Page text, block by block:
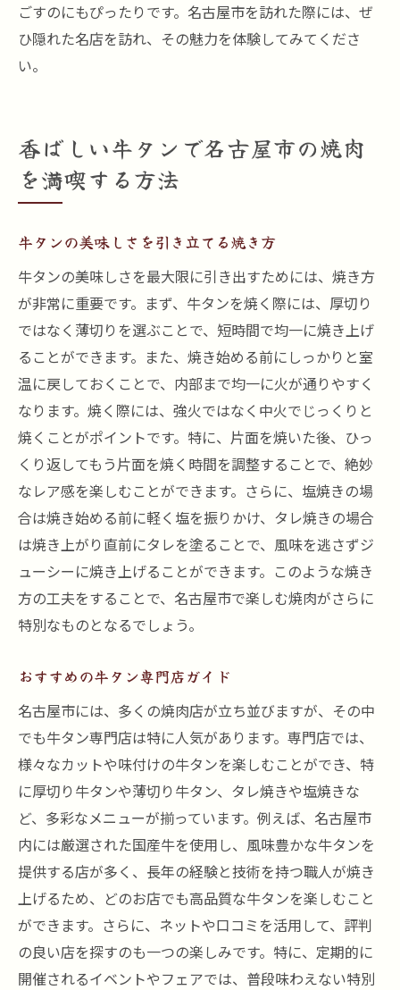
ごすのにもぴったりです。名古屋市を訪れた際には、ぜ
ひ隠れた名店を訪れ、その魅力を体験してみてくださ
い。
香ばしい牛タンで名古屋市の焼肉
を満喫する方法
牛タンの美味しさを引き立てる焼き方
牛タンの美味しさを最大限に引き出すためには、焼き方
が非常に重要です。まず、牛タンを焼く際には、厚切り
ではなく薄切りを選ぶことで、短時間で均一に焼き上げ
ることができます。また、焼き始める前にしっかりと室
温に戻しておくことで、内部まで均一に火が通りやすく
なります。焼く際には、強火ではなく中火でじっくりと
焼くことがポイントです。特に、片面を焼いた後、ひっ
くり返してもう片面を焼く時間を調整することで、絶妙
なレア感を楽しむことができます。さらに、塩焼きの場
合は焼き始める前に軽く塩を振りかけ、タレ焼きの場合
は焼き上がり直前にタレを塗ることで、風味を逃さずジ
ューシーに焼き上げることができます。このような焼き
方の工夫をすることで、名古屋市で楽しむ焼肉がさらに
特別なものとなるでしょう。
おすすめの牛タン専門店ガイド
名古屋市には、多くの焼肉店が立ち並びますが、その中
でも牛タン専門店は特に人気があります。専門店では、
様々なカットや味付けの牛タンを楽しむことができ、特
に厚切り牛タンや薄切り牛タン、タレ焼きや塩焼きな
ど、多彩なメニューが揃っています。例えば、名古屋市
内には厳選された国産牛を使用し、風味豊かな牛タンを
提供する店が多く、長年の経験と技術を持つ職人が焼き
上げるため、どのお店でも高品質な牛タンを楽しむこと
ができます。さらに、ネットや口コミを活用して、評判
の良い店を探すのも一つの楽しみです。特に、定期的に
開催されるイベントやフェアでは、普段味わえない特別